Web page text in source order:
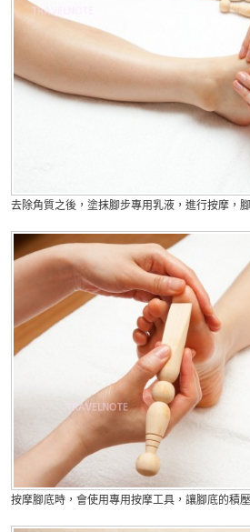
去除角質之後，塗抹腳步專用乳液，進行按摩，
按摩腳底時，會使用專用按摩工具，讓腳底的積